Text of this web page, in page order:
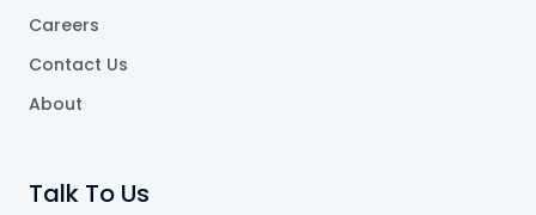
Careers
Contact Us
About
Talk To Us